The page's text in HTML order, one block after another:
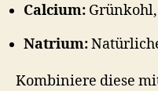
Calcium:
Natrium:
Kombiniere diese